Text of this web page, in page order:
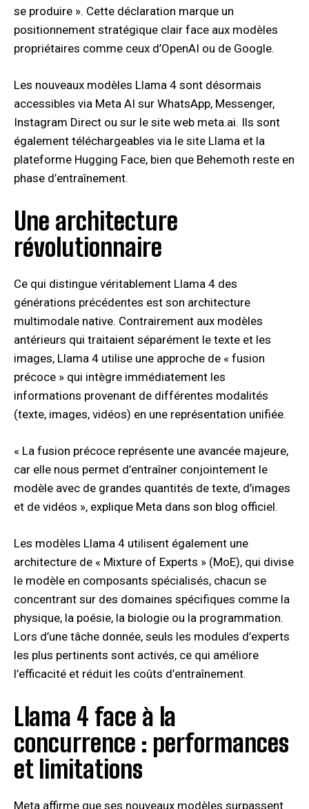
se produire ». Cette déclaration marque un
positionnement stratégique clair face aux modèles
propriétaires comme ceux d’OpenAI ou de Google.
Les nouveaux modèles Llama 4 sont désormais
accessibles via Meta AI sur WhatsApp, Messenger,
Instagram Direct ou sur le site web meta.ai. Ils sont
également téléchargeables via le site Llama et la
plateforme Hugging Face, bien que Behemoth reste en
phase d’entraînement.
Une architecture
révolutionnaire
Ce qui distingue véritablement Llama 4 des
générations précédentes est son architecture
multimodale native. Contrairement aux modèles
antérieurs qui traitaient séparément le texte et les
images, Llama 4 utilise une approche de « fusion
précoce » qui intègre immédiatement les
informations provenant de différentes modalités
(texte, images, vidéos) en une représentation unifiée.
« La fusion précoce représente une avancée majeure,
car elle nous permet d’entraîner conjointement le
modèle avec de grandes quantités de texte, d’images
et de vidéos », explique Meta dans son blog officiel.
Les modèles Llama 4 utilisent également une
architecture de « Mixture of Experts » (MoE), qui divise
le modèle en composants spécialisés, chacun se
concentrant sur des domaines spécifiques comme la
physique, la poésie, la biologie ou la programmation.
Lors d’une tâche donnée, seuls les modules d’experts
les plus pertinents sont activés, ce qui améliore
l’efficacité et réduit les coûts d’entraînement.
Llama 4 face à la
concurrence : performances
et limitations
Meta affirme que ses nouveaux modèles surpassent